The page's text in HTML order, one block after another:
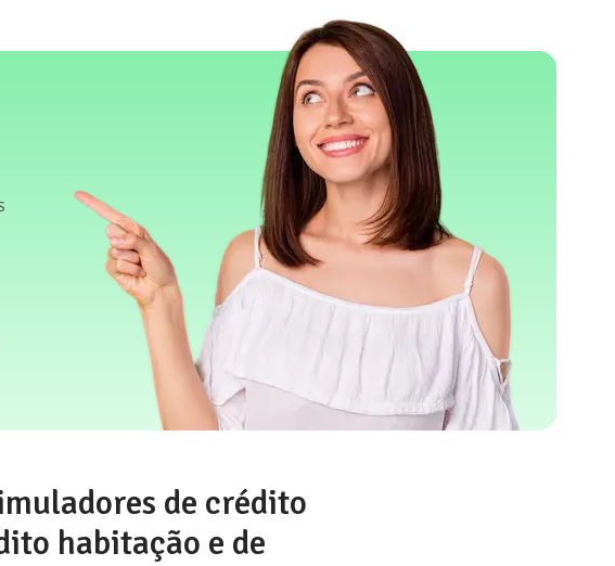
de crédito
habitação e de